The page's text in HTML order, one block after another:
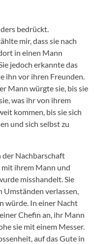
bedrückt.
mir, dass sie nach
in einen Mann
jedoch erkannte das
ihn vor ihren Freunden.
Mann würgte sie, bis sie
was ihr von ihrem
kommen, bis sie sich
und sich selbst zu
der Nachbarschaft
ihrem Mann und
misshandelt. Sie
verlassen,
würde. In einer Nacht
Chefin an, ihr Mann
sie mit einem Messer.
auf das Gute in